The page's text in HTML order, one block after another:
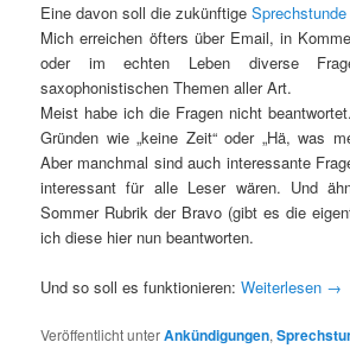
Eine davon soll die zukünftigeSprechstunde
Mich erreichen öfters über Email, in
oder im echten Leben diverse
saxophonistischen Themen aller Art.
Meist habe ich die Fragen nicht
Gründen wie „keine Zeit“ oder „Hä, was
Aber manchmal sind auch interessante
interessant für alle Leser wären. Und
Sommer Rubrik der Bravo (gibt es die
ich diese hier nun beantworten.
Und so soll es funktionieren:Weiterlesen →
Veröffentlicht unterAnkündigungen,